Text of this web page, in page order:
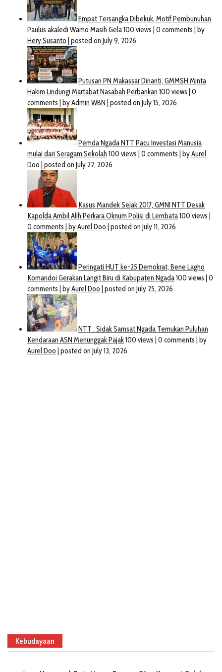
Kebudayaan